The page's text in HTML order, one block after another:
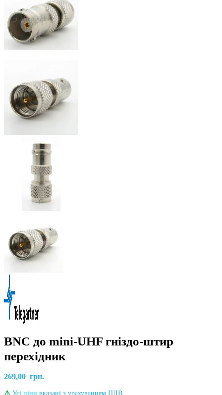
BNC до mini-UHF гніздо-штир
перехідник
269,00 грн.
⚠ Усі ціни вказані з урахуванням ПДВ